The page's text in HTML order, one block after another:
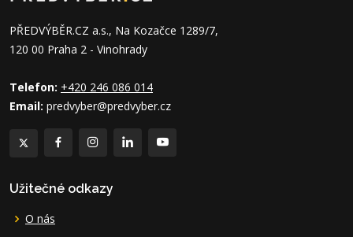
PŘEDVÝBĚR.CZ a.s., Na Kozačce 1289/7,
120 00 Praha 2 - Vinohrady
Telefon: +420 246 086 014
Email: predvyber@predvyber.cz
Užitečné odkazy
O nás